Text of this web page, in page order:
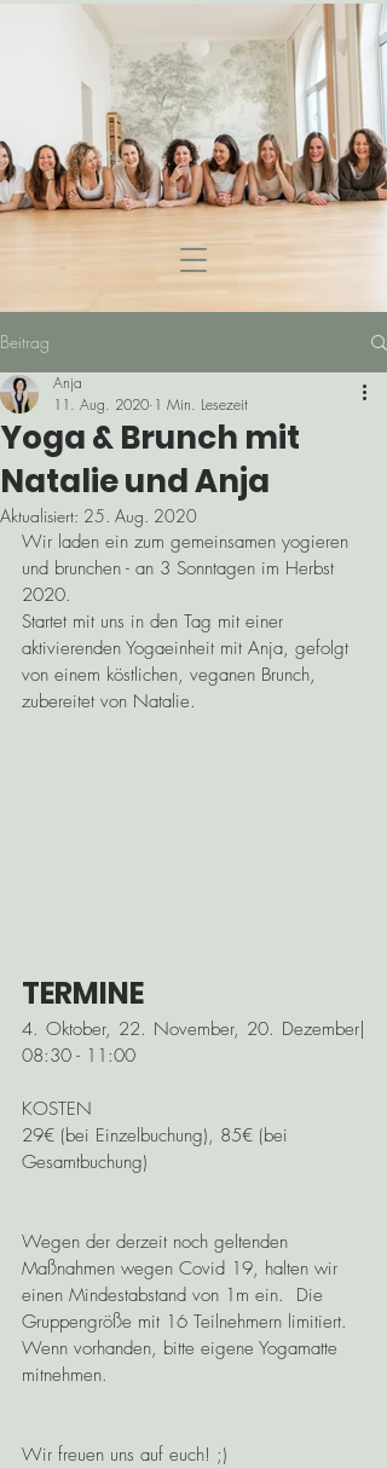
Beitrag
Yoga & Brunch mit
Natalie und Anja
Anja
11. Aug. 2020 1 Min. Lesezeit
Aktualisiert: 25. Aug. 2020
Wir laden ein zum gemeinsamen yogieren
und brunchen - an 3 Sonntagen im Herbst
2020.
Startet mit uns in den Tag mit einer
aktivierenden Yogaeinheit mit Anja, gefolgt
von einem köstlichen, veganen Brunch,
zubereitet von Natalie.
TERMINE
4. Oktober, 22. November, 20. Dezember|
08:30 - 11:00
KOSTEN
29€ (bei Einzelbuchung), 85€ (bei
Gesamtbuchung)
Wegen der derzeit noch geltenden
Maßnahmen wegen Covid 19, halten wir
einen Mindestabstand von 1m ein.  Die
Gruppengröße mit 16 Teilnehmern limitiert.
Wenn vorhanden, bitte eigene Yogamatte
mitnehmen.
Wir freuen uns auf euch! ;)